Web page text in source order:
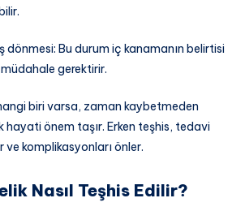
dönmesi: Bu durum iç kanamanın belirtisi
gerektirir.
biri varsa, zaman kaybetmeden
önem taşır. Erken teşhis, tedavi
ve komplikasyonları önler.
Nasıl Teşhis Edilir?